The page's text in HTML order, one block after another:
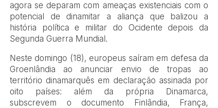
agora se deparam com ameaças existenciais com o
potencial de dinamitar a aliança que balizou a
história política e militar do Ocidente depois da
Segunda Guerra Mundial.
Neste domingo (18), europeus saíram em defesa da
Groenlândia ao anunciar envio de tropas ao
território dinamarquês em declaração assinada por
oito países: além da própria Dinamarca,
subscrevem o documento Finlândia, França,